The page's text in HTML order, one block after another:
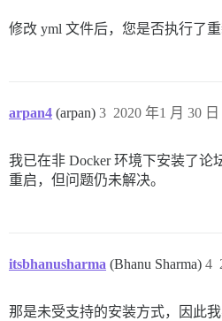
修改 yml 文件后，您是否执行了重
arpan4 (arpan) 2020 年1 月 30 日
3
我已在非 Docker 环境下安装了论
重启，但问题仍未解决。
itsbhanusharma (Bhanu Sharma) 4
那是未受支持的安装方式，因此